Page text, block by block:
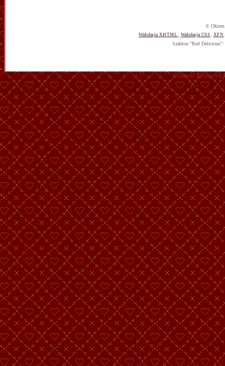
© Okiem
Walidacja XHTML , Walidacja CSS, XFN
Szablon "Red Delicious":
Content Protected